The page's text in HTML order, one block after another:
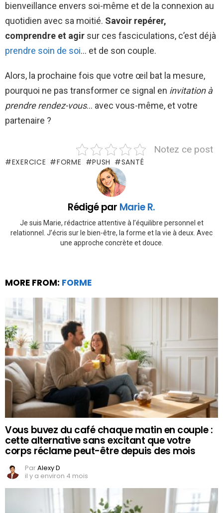
bienveillance envers soi-même et de la connexion au
quotidien avec sa moitié. Savoir repérer,
comprendre et agir sur ces fasciculations, c’est déjà
prendre soin de soi… et de son couple.
Alors, la prochaine fois que votre œil bat la mesure,
pourquoi ne pas transformer ce signal en invitation à
prendre rendez-vous… avec vous-même, et votre
partenaire ?
Notez ce post
EXERCICE FORME PUSH SANTÉ
Rédigé par Marie R.
Je suis Marie, rédactrice attentive à l’équilibre personnel et
relationnel. J’écris sur le bien-être, la forme et la vie à deux. Avec
une approche concrète et douce.
MORE FROM: FORME
Vous buvez du café chaque matin en couple :
cette alternative sans excitant que votre
corps réclame peut-être depuis des mois
ParAlexy D
il y a environ 4 mois